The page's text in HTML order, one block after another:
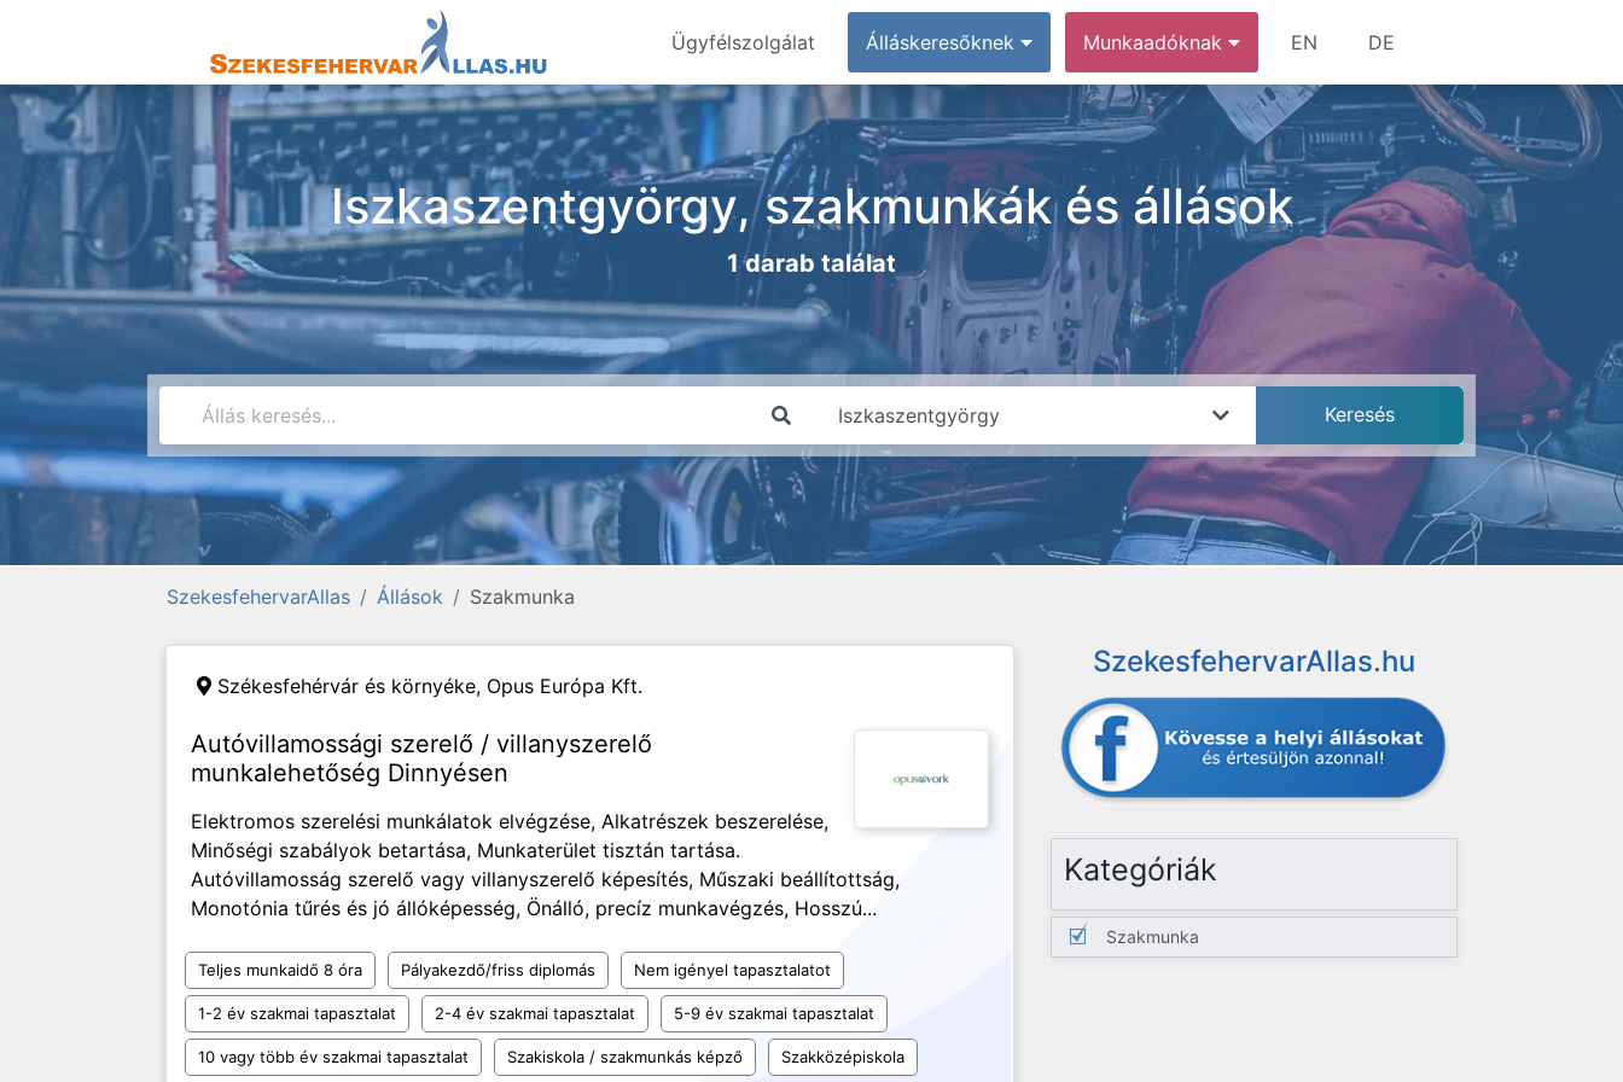
Ügyfélszolgálat Álláskeresőknek Munkaadóknak EN DE
Iszkaszentgyörgy, szakmunkák és állások
1 darab találat
SzekesfehervarAllas Állások Szakmunka
Székesfehérvár és környéke, Opus Európa Kft.
Autóvillamossági szerelő / villanyszerelő
munkalehetőség Dinnyésen
Elektromos szerelési munkálatok elvégzése, Alkatrészek beszerelése,
Minőségi szabályok betartása, Munkaterület tisztán tartása.
Autóvillamosság szerelő vagy villanyszerelő képesítés, Műszaki beállítottság,
Monotónia tűrés és jó állóképesség, Önálló, precíz munkavégzés, Hosszú...
Teljes munkaidő 8 óra Pályakezdő/friss diplomás Nem igényel tapasztalatot
1-2 év szakmai tapasztalat 2-4 év szakmai tapasztalat 5-9 év szakmai tapasztalat
10 vagy több év szakmai tapasztalat Szakiskola / szakmunkás képző Szakközépiskola
SzekesfehervarAllas.hu
Kategóriák
Szakmunka